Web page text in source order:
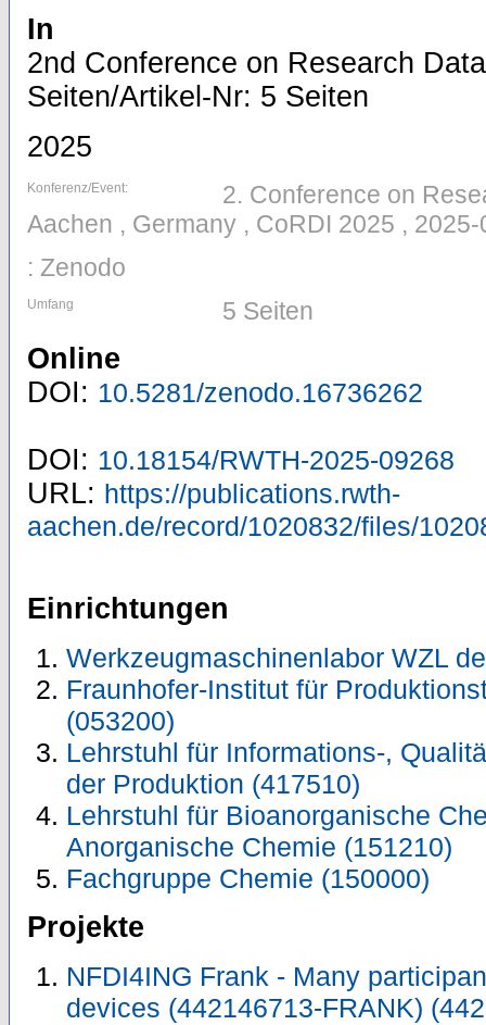
In
2nd Conference on Research
Seiten/Artikel-Nr: 5 Seiten
2025
Konferenz/Event:
2. Conference on
Aachen , Germany , CoRDI 2025 ,
: Zenodo
Umfang 5 Seiten
Online
DOI: 10.5281/zenodo.16736262
DOI: 10.18154/RWTH-2025-09268
URL: https://publications.rwth-
aachen.de/record/1020832/files/
Einrichtungen
Werkzeugmaschinenlabor WZL
Fraunhofer-Institut für
(053200)
Lehrstuhl für Informations-,
der Produktion (417510)
Lehrstuhl für Bioanorganische
Anorganische Chemie (151210)
Fachgruppe Chemie (150000)
Projekte
NFDI4ING Frank - Many
devices (442146713-FRANK)